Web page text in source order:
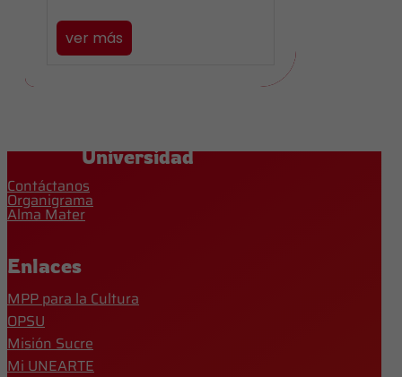
ver más
Universidad
Contáctanos
Organigrama
Alma Mater
Enlaces
MPP para la Cultura
OPSU
Misión Sucre
Mi UNEARTE